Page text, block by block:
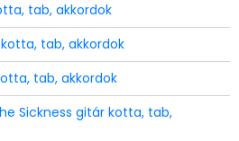
tab, akkordok
tab, akkordok
tab, akkordok
Sickness gitár kotta, tab,